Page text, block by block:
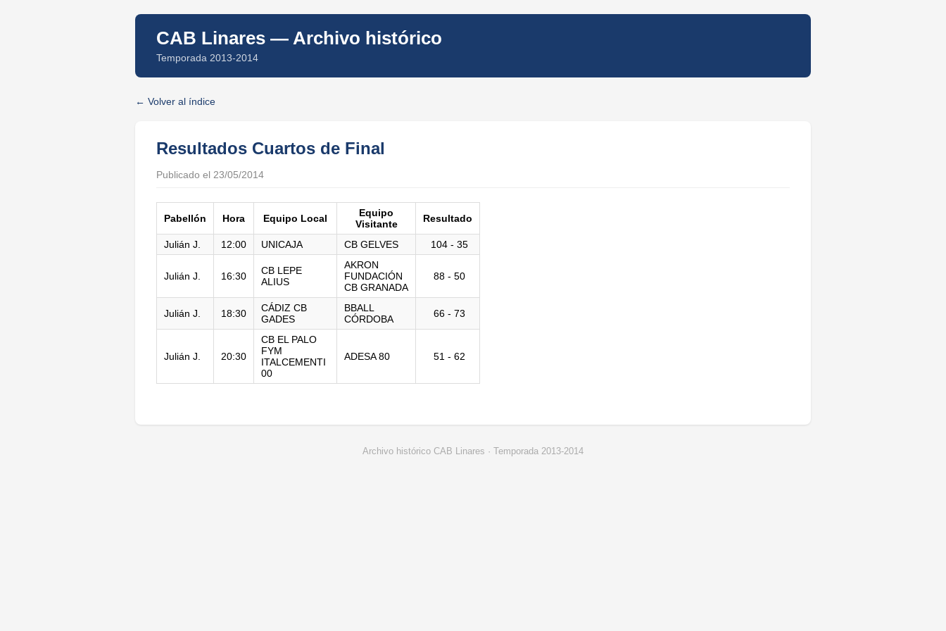
CAB Linares — Archivo histórico
Temporada 2013-2014
Volver al índice
Resultados Cuartos de Final
Publicado el 23/05/2014
Pabellón Hora Equipo Local
Equipo
Visitante
Resultado
Julián J. 12:00 UNICAJA CB GELVES 104 - 35
Julián J. 16:30
CB LEPE
ALIUS
AKRON
FUNDACIÓN
CB GRANADA
88 - 50
Julián J. 18:30
CÁDIZ CB
GADES
BBALL
CÓRDOBA
66 - 73
Julián J. 20:30
CB EL PALO
FYM
ITALCEMENTI
00
ADESA 80 51 - 62
Archivo histórico CAB Linares · Temporada 2013-2014